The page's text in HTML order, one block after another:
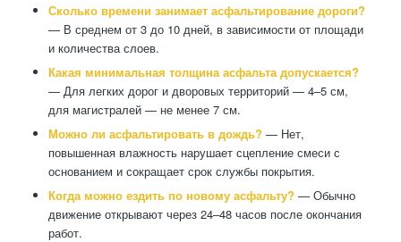
Сколько времени занимает асфальтирование дороги?
— В среднем от 3 до 10 дней, в зависимости от площади
и количества слоев.
Какая минимальная толщина асфальта допускается?
— Для легких дорог и дворовых территорий — 4–5 см,
для магистралей — не менее 7 см.
Можно ли асфальтировать в дождь? — Нет,
повышенная влажность нарушает сцепление смеси с
основанием и сокращает срок службы покрытия.
Когда можно ездить по новому асфальту? — Обычно
движение открывают через 24–48 часов после окончания
работ.